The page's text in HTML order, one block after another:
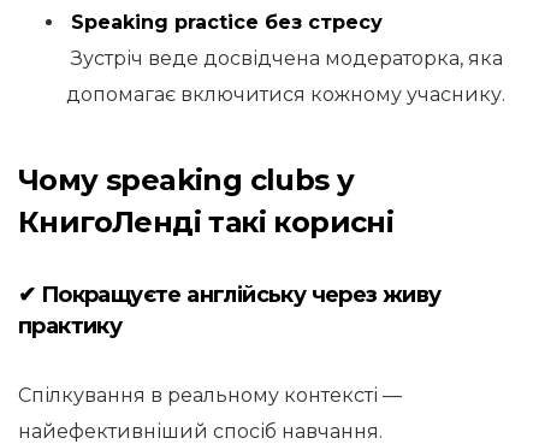
Speaking practice без стресу
Зустріч веде досвідчена модераторка, яка
допомагає включитися кожному учаснику.
Чому speaking clubs у
КнигоЛенді такі корисні
✔ Покращуєте англійську через живу
практику
Спілкування в реальному контексті —
найефективніший спосіб навчання.